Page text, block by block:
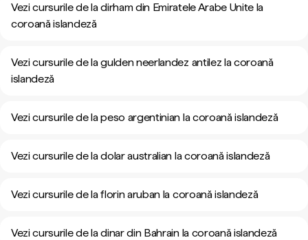
Vezi cursurile de la dirham din Emiratele Arabe Unite la
coroană islandeză
Vezi cursurile de la gulden neerlandez antilez la coroană
islandeză
Vezi cursurile de la peso argentinian la coroană islandeză
Vezi cursurile de la dolar australian la coroană islandeză
Vezi cursurile de la florin aruban la coroană islandeză
Vezi cursurile de la dinar din Bahrain la coroană islandeză